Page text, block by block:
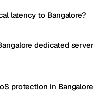
latency to Bangalore?
dedicated
protection in